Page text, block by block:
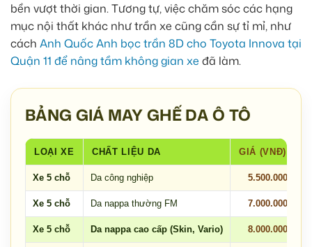
bền vượt thời gian. Tương tự, việc chăm sóc các hạng
mục nội thất khác như trần xe cũng cần sự tỉ mỉ, như
cách Anh Quốc Anh bọc trần 8D cho Toyota Innova tại
Quận 11 để nâng tầm không gian xe đã làm.
BẢNG GIÁ MAY GHẾ DA Ô TÔ
LOẠI XE CHẤT LIỆU DA GIÁ (VNĐ)
Xe 5 chỗ Da công nghiệp 5.500.000
Xe 5 chỗ Da nappa thường FM 7.000.000
Xe 5 chỗ Da nappa cao cấp (Skin, Vario) 8.000.000